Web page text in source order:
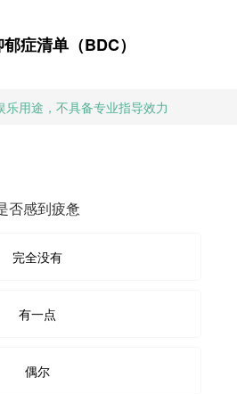
症清单（BDC）
乐用途，不具备专业指导效力
否感到疲惫
完全没有
有一点
偶尔